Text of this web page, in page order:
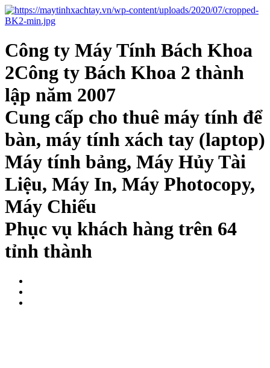
Công ty Máy Tính Bách Khoa
2Công ty Bách Khoa 2 thành
lập năm 2007
Cung cấp cho thuê máy tính để
bàn, máy tính xách tay (laptop)
Máy tính bảng, Máy Hủy Tài
Liệu, Máy In, Máy Photocopy,
Máy Chiếu
Phục vụ khách hàng trên 64
tỉnh thành